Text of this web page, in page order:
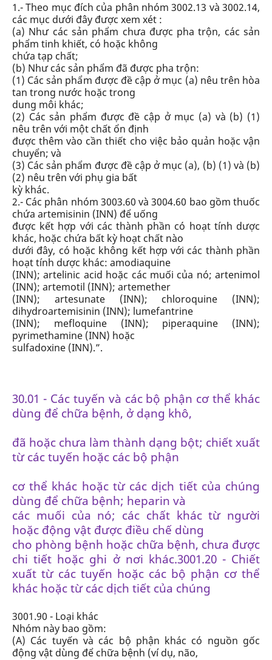
1.- Theo mục đích của phân nhóm 3002.13 và 3002.14,
các mục dưới đây được xem xét :
(a) Như các sản phẩm chưa được pha trộn, các sản
phẩm tinh khiết, có hoặc không
chứa tạp chất;
(b) Như các sản phẩm đã được pha trộn:
(1) Các sản phẩm được đề cập ở mục (a) nêu trên hòa
tan trong nước hoặc trong
dung môi khác;
(2) Các sản phẩm được đề cập ở mục (a) và (b) (1)
nêu trên với một chất ổn định
được thêm vào cần thiết cho việc bảo quản hoặc vận
chuyển; và
(3) Các sản phẩm được đề cập ở mục (a), (b) (1) và (b)
(2) nêu trên với phụ gia bất
kỳ khác.
2.- Các phân nhóm 3003.60 và 3004.60 bao gồm thuốc
chứa artemisinin (INN) để uống
được kết hợp với các thành phần có hoạt tính dược
khác, hoặc chứa bất kỳ hoạt chất nào
dưới đây, có hoặc không kết hợp với các thành phần
hoạt tính dược khác: amodiaquine
(INN); artelinic acid hoặc các muối của nó; artenimol
(INN); artemotil (INN); artemether
(INN); artesunate (INN); chloroquine (INN);
dihydroartemisinin (INN); lumefantrine
(INN); mefloquine (INN); piperaquine (INN);
pyrimethamine (INN) hoặc
sulfadoxine (INN).”.
30.01 - Các tuyến và các bộ phận cơ thể khác
dùng để chữa bệnh, ở dạng khô,
đã hoặc chưa làm thành dạng bột; chiết xuất
từ các tuyến hoặc các bộ phận
cơ thể khác hoặc từ các dịch tiết của chúng
dùng để chữa bệnh; heparin và
các muối của nó; các chất khác từ người
hoặc động vật được điều chế dùng
cho phòng bệnh hoặc chữa bệnh, chưa được
chi tiết hoặc ghi ở nơi khác.3001.20 - Chiết
xuất từ các tuyến hoặc các bộ phận cơ thể
khác hoặc từ các dịch tiết của chúng
3001.90 - Loại khác
Nhóm này bao gồm:
(A) Các tuyến và các bộ phận khác có nguồn gốc
động vật dùng để chữa bệnh (ví dụ, não,